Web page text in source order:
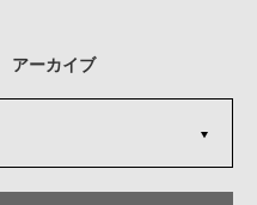
アーカイブ